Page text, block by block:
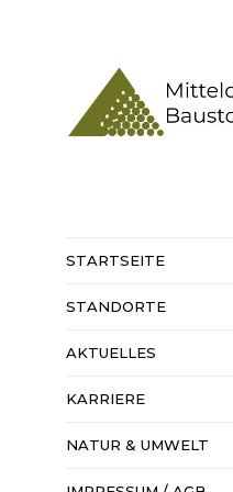
STARTSEITE
STANDORTE
AKTUELLES
KARRIERE
NATUR & UMWELT